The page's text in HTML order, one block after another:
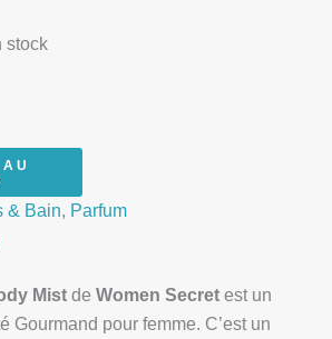
stock
& Bain, Parfum
Mist de Women Secret est un
Gourmand pour femme. C’est un